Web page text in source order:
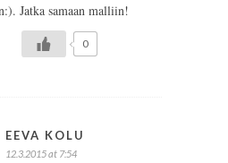
Jatka samaan malliin!
0
EEVA KOLU
12.3.2015 at 7:54